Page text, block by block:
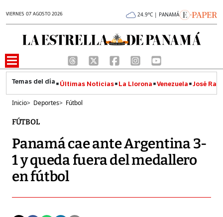
VIERNES 07 AGOSTO 2026 24.9°C | PANAMÁ
Últimas Noticias La Llorona Venezuela José
Inicio> Deportes> Fútbol
FÚTBOL
Panamá cae ante Argentina 3-
1 y queda fuera del medallero
en fútbol